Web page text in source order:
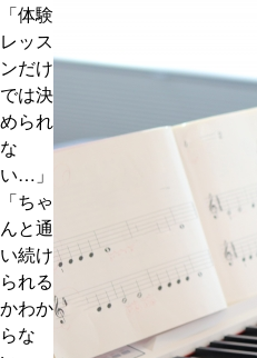
「体験
レッス
ンだけ
では決
められ
な
い…」
「ちゃ
んと通
い続け
られる
かわか
らな